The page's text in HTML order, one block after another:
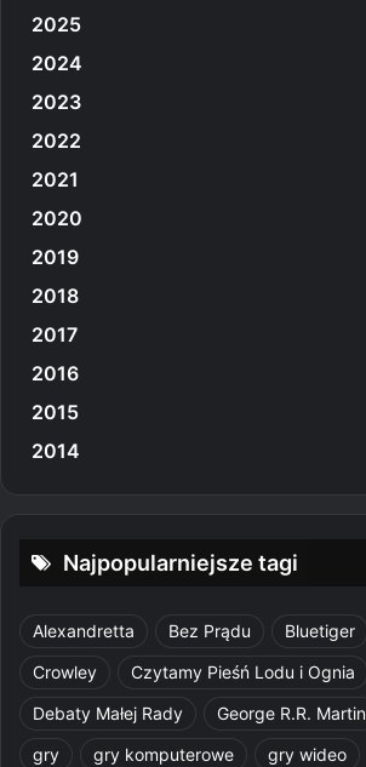
2025
2024
2023
2022
2021
2020
2019
2018
2017
2016
2015
2014
Najpopularniejsze tagi
Alexandretta Bez Prądu Bluetiger
Crowley
Czytamy Pieśń Lodu i Ognia
Debaty Małej Rady
George R.R. Martin
gry
gry komputerowe
gry wideo